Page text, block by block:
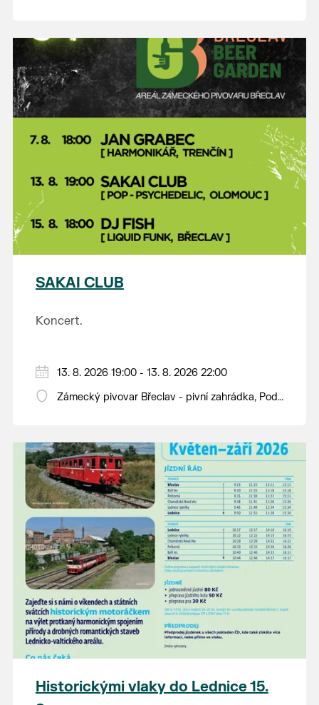
SAKAI CLUB
Koncert.
13. 8. 2026 19:00 - 13. 8. 2026 22:00
Zámecký pivovar Břeclav - pivní zahrádka, Pod
Historickými vlaky do Lednice 15.